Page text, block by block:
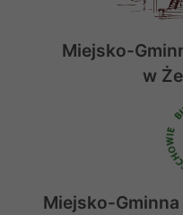
Miejsko-
w
Miejsko-